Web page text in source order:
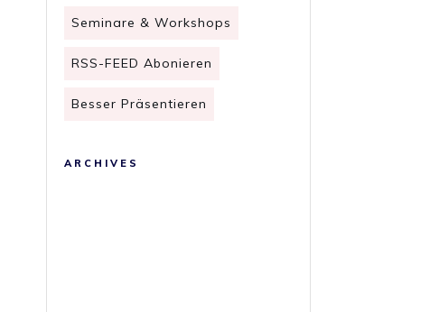
Seminare & Workshops
RSS-FEED Abonieren
Besser Präsentieren
ARCHIVES